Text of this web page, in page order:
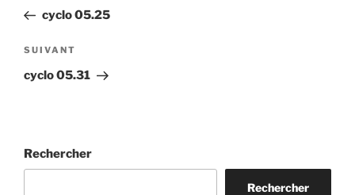
l’article
précédent
cyclo 05.25
Article
suivant
SUIVANT
cyclo 05.31
Rechercher
Rechercher